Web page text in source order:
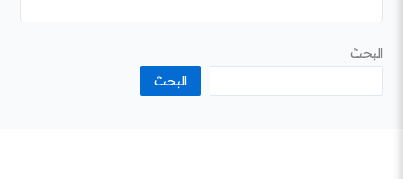
البحث
البحث